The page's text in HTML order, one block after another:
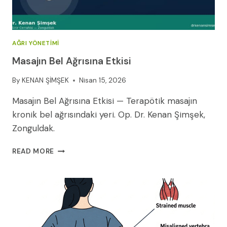
AĞRI YÖNETIMI
Masajın Bel Ağrısına Etkisi
By KENAN ŞİMŞEK Nisan 15, 2026
Masajın Bel Ağrısına Etkisi — Terapötik masajın
kronik bel ağrısındaki yeri. Op. Dr. Kenan Şimşek,
Zonguldak.
READ MORE MASAJIN
ETKISI